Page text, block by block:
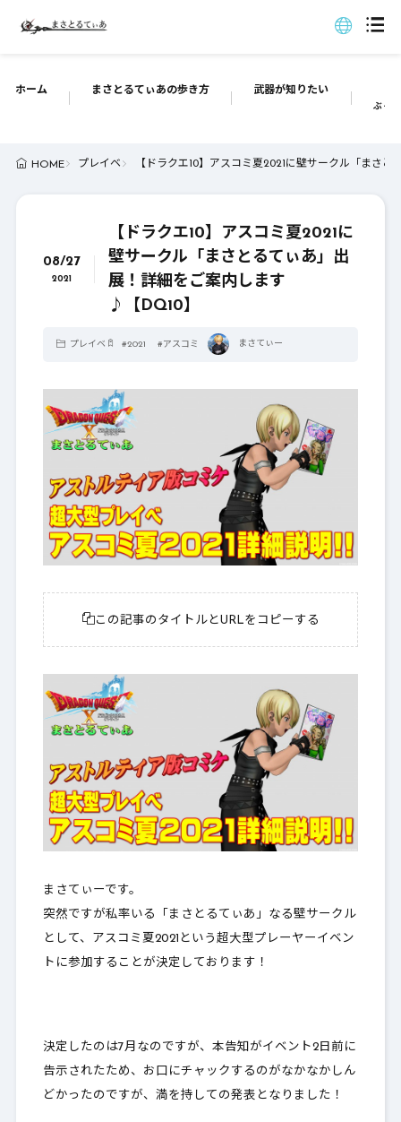
ホーム まさとるてぃあの歩き方 武器が知りたい
ぶっ
HOME プレイベ 【ドラクエ10】アスコミ夏2021に壁サークル「まさ
08/27
2021
【ドラクエ10】アスコミ夏2021に
壁サークル「まさとるてぃあ」出
展！詳細をご案内します
♪【DQ10】
プレイベ #2021 #アスコミ まさてぃー
この記事のタイトルとURLをコピーする
まさてぃーです。
突然ですが私率いる「 まさとるてぃあ 」なる壁サークル
として、アスコミ夏2021という超大型プレーヤーイベン
トに参加することが決定しております！
決定したのは7月なのですが、本告知がイベント2日前に
告示されたため、お口にチャックするのがなかなかしん
どかったのですが、満を持しての発表となりました！